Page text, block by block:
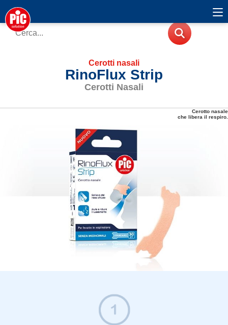
Cerotti nasali
RinoFlux Strip
Cerotti Nasali
Cerotto nasale
che libera il respiro.